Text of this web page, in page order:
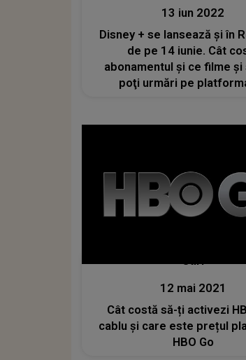
13 iun 2022
Disney + se lansează şi în
de pe 14 iunie. Cât
abonamentul şi ce filme şi
poţi urmări pe
Stiri
12 mai 2021
Cât costă să-ți activezi
cablu și care este prețul
HBO Go